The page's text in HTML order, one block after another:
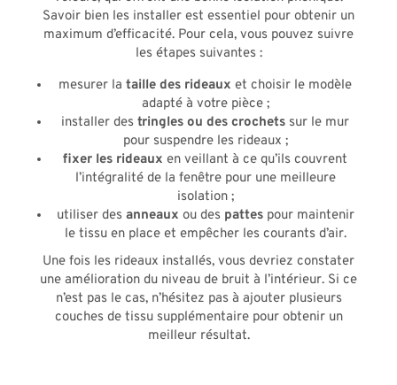
Savoir bien les installer est essentiel pour obtenir un
maximum d’efficacité. Pour cela, vous pouvez suivre
les étapes suivantes :
mesurer la taille des rideaux et choisir le modèle
adapté à votre pièce ;
installer des tringles ou des crochets sur le mur
pour suspendre les rideaux ;
fixer les rideaux en veillant à ce qu’ils couvrent
l’intégralité de la fenêtre pour une meilleure
isolation ;
utiliser des anneaux ou des pattespour maintenir
le tissu en place et empêcher les courants d’air.
Une fois les rideaux installés, vous devriez constater
une amélioration du niveau de bruit à l’intérieur. Si ce
n’est pas le cas, n’hésitez pas à ajouter plusieurs
couches de tissu supplémentaire pour obtenir un
meilleur résultat.